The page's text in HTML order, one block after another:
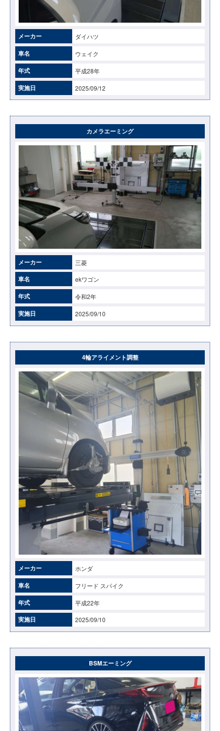
メーカー ダイハツ
車名 ウェイク
年式 平成28年
実施日 2025/09/12
カメラエーミング
メーカー 三菱
車名 ekワゴン
年式 令和2年
実施日 2025/09/10
4輪アライメント調整
メーカー ホンダ
車名 フリード スパイク
年式 平成22年
実施日 2025/09/10
BSMエーミング